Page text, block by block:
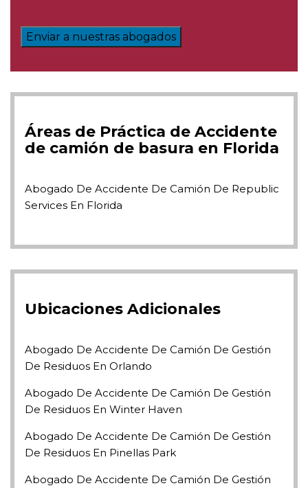
Enviar a nuestras abogados
Áreas de Práctica de Accidente
de camión de basura en Florida
Abogado De Accidente De Camión De Republic
Services En Florida
Ubicaciones Adicionales
Abogado De Accidente De Camión De Gestión
De Residuos En Orlando
Abogado De Accidente De Camión De Gestión
De Residuos En Winter Haven
Abogado De Accidente De Camión De Gestión
De Residuos En Pinellas Park
Abogado De Accidente De Camión De Gestión